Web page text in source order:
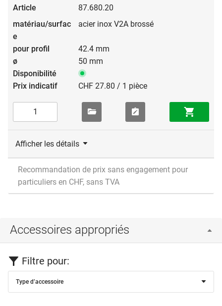
87.680.20
acier inox V2A brossé
42.4 mm
50 mm
CHF 27.80 / 1 pièce
Afficher les détails
Recommandation de prix sans engagement pour
particuliers en CHF, sans TVA
Accessoires appropriés
Filtre pour:
Type d’accessoire